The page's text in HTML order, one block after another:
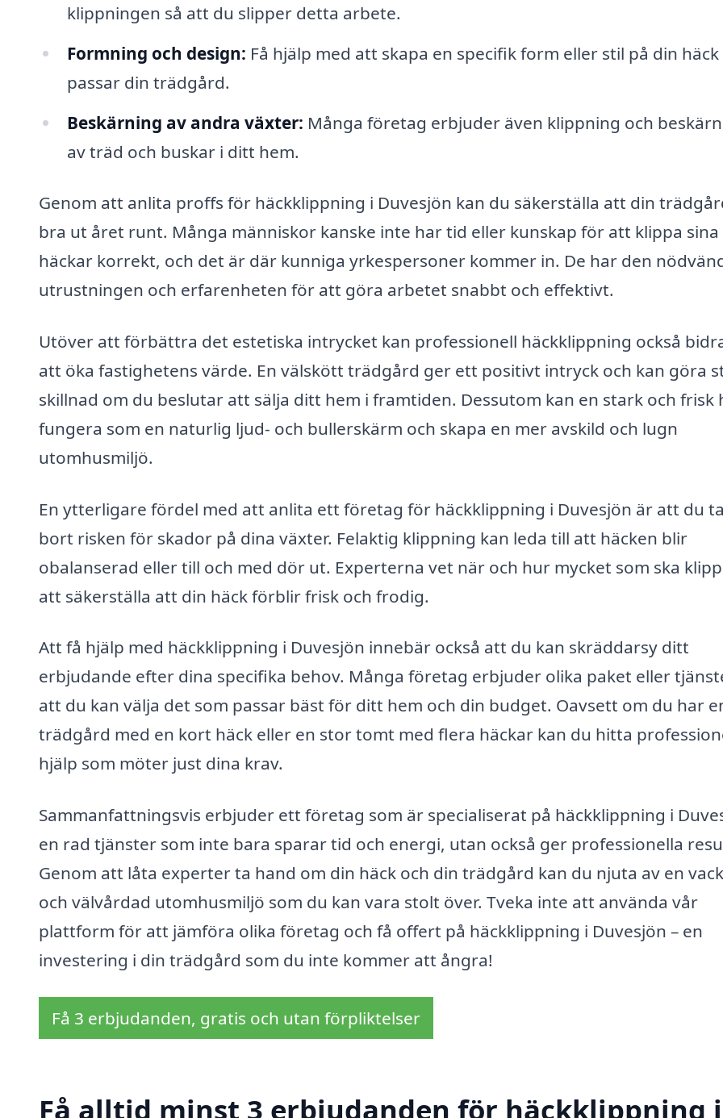
klippningen så att du slipper detta arbete.
Formning och design: Få hjälp med att skapa en specifik form eller stil på din häck
passar din trädgård.
Beskärning av andra växter: Många företag erbjuder även klippning och
av träd och buskar i ditt hem.
Genom att anlita proffs för häckklippning i Duvesjön kan du säkerställa att din
bra ut året runt. Många människor kanske inte har tid eller kunskap för att klippa sina
häckar korrekt, och det är där kunniga yrkespersoner kommer in. De har den
utrustningen och erfarenheten för att göra arbetet snabbt och effektivt.
Utöver att förbättra det estetiska intrycket kan professionell häckklippning också
att öka fastighetens värde. En välskött trädgård ger ett positivt intryck och kan göra
skillnad om du beslutar att sälja ditt hem i framtiden. Dessutom kan en stark och frisk
fungera som en naturlig ljud- och bullerskärm och skapa en mer avskild och lugn
utomhusmiljö.
En ytterligare fördel med att anlita ett företag för häckklippning i Duvesjön är att du
bort risken för skador på dina växter. Felaktig klippning kan leda till att häcken blir
obalanserad eller till och med dör ut. Experterna vet när och hur mycket som ska
att säkerställa att din häck förblir frisk och frodig.
Att få hjälp med häckklippning i Duvesjön innebär också att du kan skräddarsy ditt
erbjudande efter dina specifika behov. Många företag erbjuder olika paket eller
att du kan välja det som passar bäst för ditt hem och din budget. Oavsett om du har
trädgård med en kort häck eller en stor tomt med flera häckar kan du hitta
hjälp som möter just dina krav.
Sammanfattningsvis erbjuder ett företag som är specialiserat på häckklippning i
en rad tjänster som inte bara sparar tid och energi, utan också ger professionella
Genom att låta experter ta hand om din häck och din trädgård kan du njuta av en
och välvårdad utomhusmiljö som du kan vara stolt över. Tveka inte att använda vår
plattform för att jämföra olika företag och få offert på häckklippning i Duvesjön – en
investering i din trädgård som du inte kommer att ångra!
Få 3 erbjudanden, gratis och utan förpliktelser
Få alltid minst 3 erbjudanden för häckklippning i